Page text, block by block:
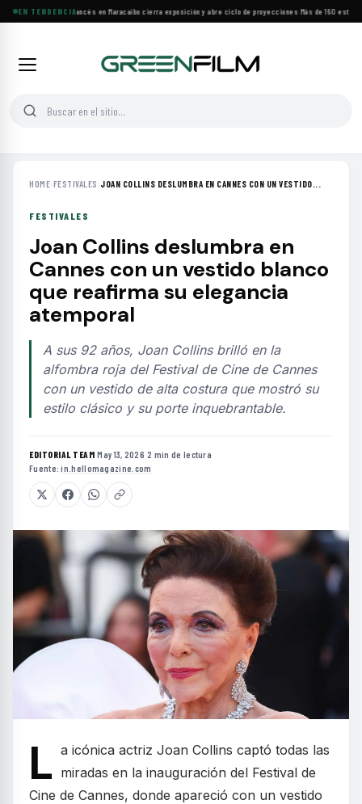
EN TENDENCIA
Festival de Cine Francés en Maracaibo cierra exposición y abre ciclo de proyecciones·Más de 160
HOME›FESTIVALES ›JOAN COLLINS DESLUMBRA EN CANNES CON UN VESTIDO...
FESTIVALES
Joan Collins deslumbra en
Cannes con un vestido blanco
que reafirma su elegancia
atemporal
A sus 92 años, Joan Collins brilló en la
alfombra roja del Festival de Cine de Cannes
con un vestido de alta costura que mostró su
estilo clásico y su porte inquebrantable.
EDITORIAL TEAM·May 13, 2026·2 min de lectura·
Fuente:in.hellomagazine.com
L a icónica actriz Joan Collins captó todas las
miradas en la inauguración del Festival de
Cine de Cannes, donde apareció con un vestido